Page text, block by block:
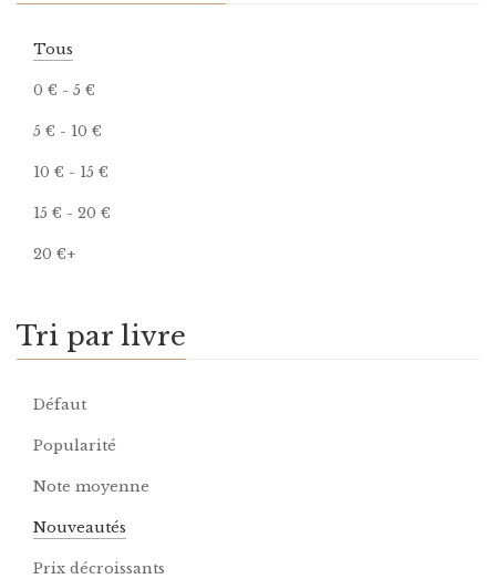
Tous
0 € - 5 €
5 € - 10 €
10 € - 15 €
15 € - 20 €
20 €+
Tri par livre
Défaut
Popularité
Note moyenne
Nouveautés
Prix décroissants